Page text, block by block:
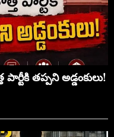
తప్పని అడ్డంకులు!